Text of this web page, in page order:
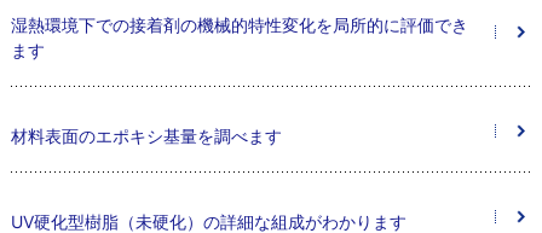
湿熱環境下での接着剤の機械的特性変化を局所的に評価でき
ます
材料表面のエポキシ基量を調べます
UV硬化型樹脂（未硬化）の詳細な組成がわかります